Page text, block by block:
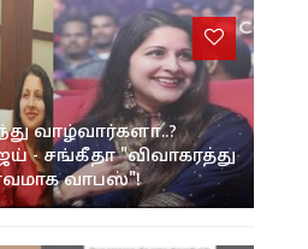
வாழ்வார்களா..?
- சங்கீதா "விவாகரத்து
வாபஸ்"!